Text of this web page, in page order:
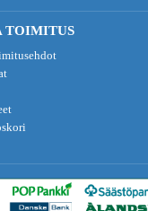
TOIMITUS